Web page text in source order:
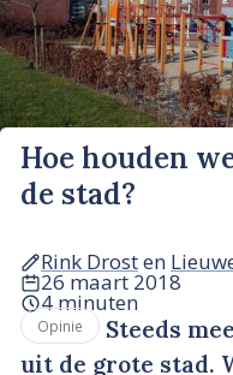
Hoe houden
de stad?
Rink Drosten
26 maart 2018
4 minuten
Opinie
Steeds
uit de grote stad.